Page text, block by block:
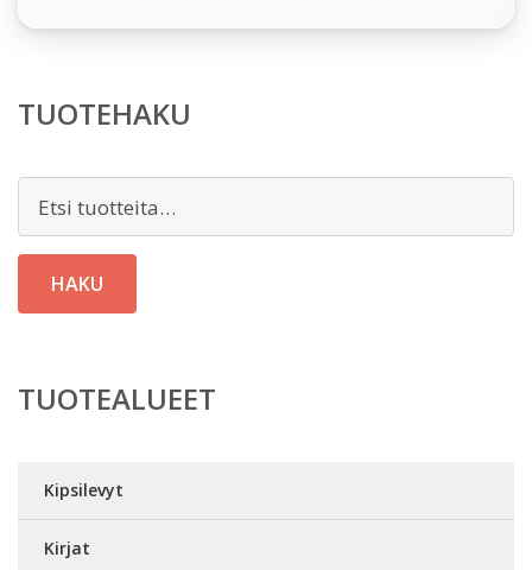
TUOTEHAKU
HAKU
TUOTEALUEET
Kipsilevyt
Kirjat